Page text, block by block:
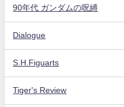
90年代 ガンダムの呪縛
Dialogue
S.H.Figuarts
Tiger's Review